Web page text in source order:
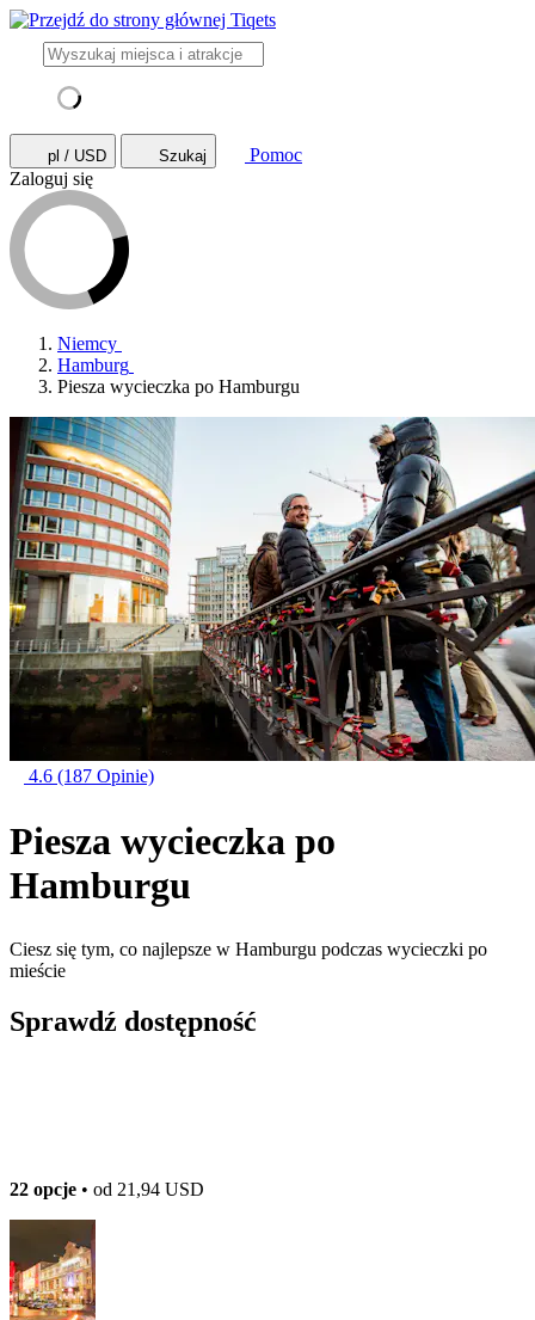
pl / USD Szukaj
Pomoc
Zaloguj się
Niemcy
Hamburg
Piesza wycieczka po Hamburgu
4.6 (187 Opinie)
Piesza wycieczka po
Hamburgu
Ciesz się tym, co najlepsze w Hamburgu podczas wycieczki po
mieście
Sprawdź dostępność
22 opcje • od 21,94 USD